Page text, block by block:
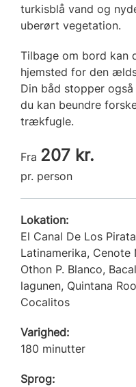
turkisblå vand og
uberørt vegetation.
Tilbage om bord kan
hjemsted for den
Din båd stopper
du kan beundre
trækfugle.
Fra 207 kr.
pr. person
Lokation:
El Canal De Los
Latinamerika, Cenote
Othon P. Blanco,
lagunen, Quintana
Cocalitos
Varighed:
180 minutter
Sprog: